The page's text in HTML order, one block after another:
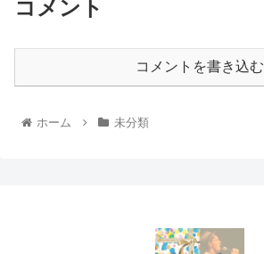
コメント
コメントを書き込む
ホーム 未分類